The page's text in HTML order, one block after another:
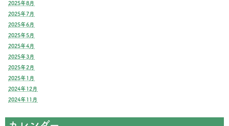
2025年8月
2025年7月
2025年6月
2025年5月
2025年4月
2025年3月
2025年2月
2025年1月
2024年12月
2024年11月